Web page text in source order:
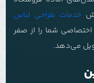
خدمات طراحی لباس
شما را از صفر
می‌دهد.